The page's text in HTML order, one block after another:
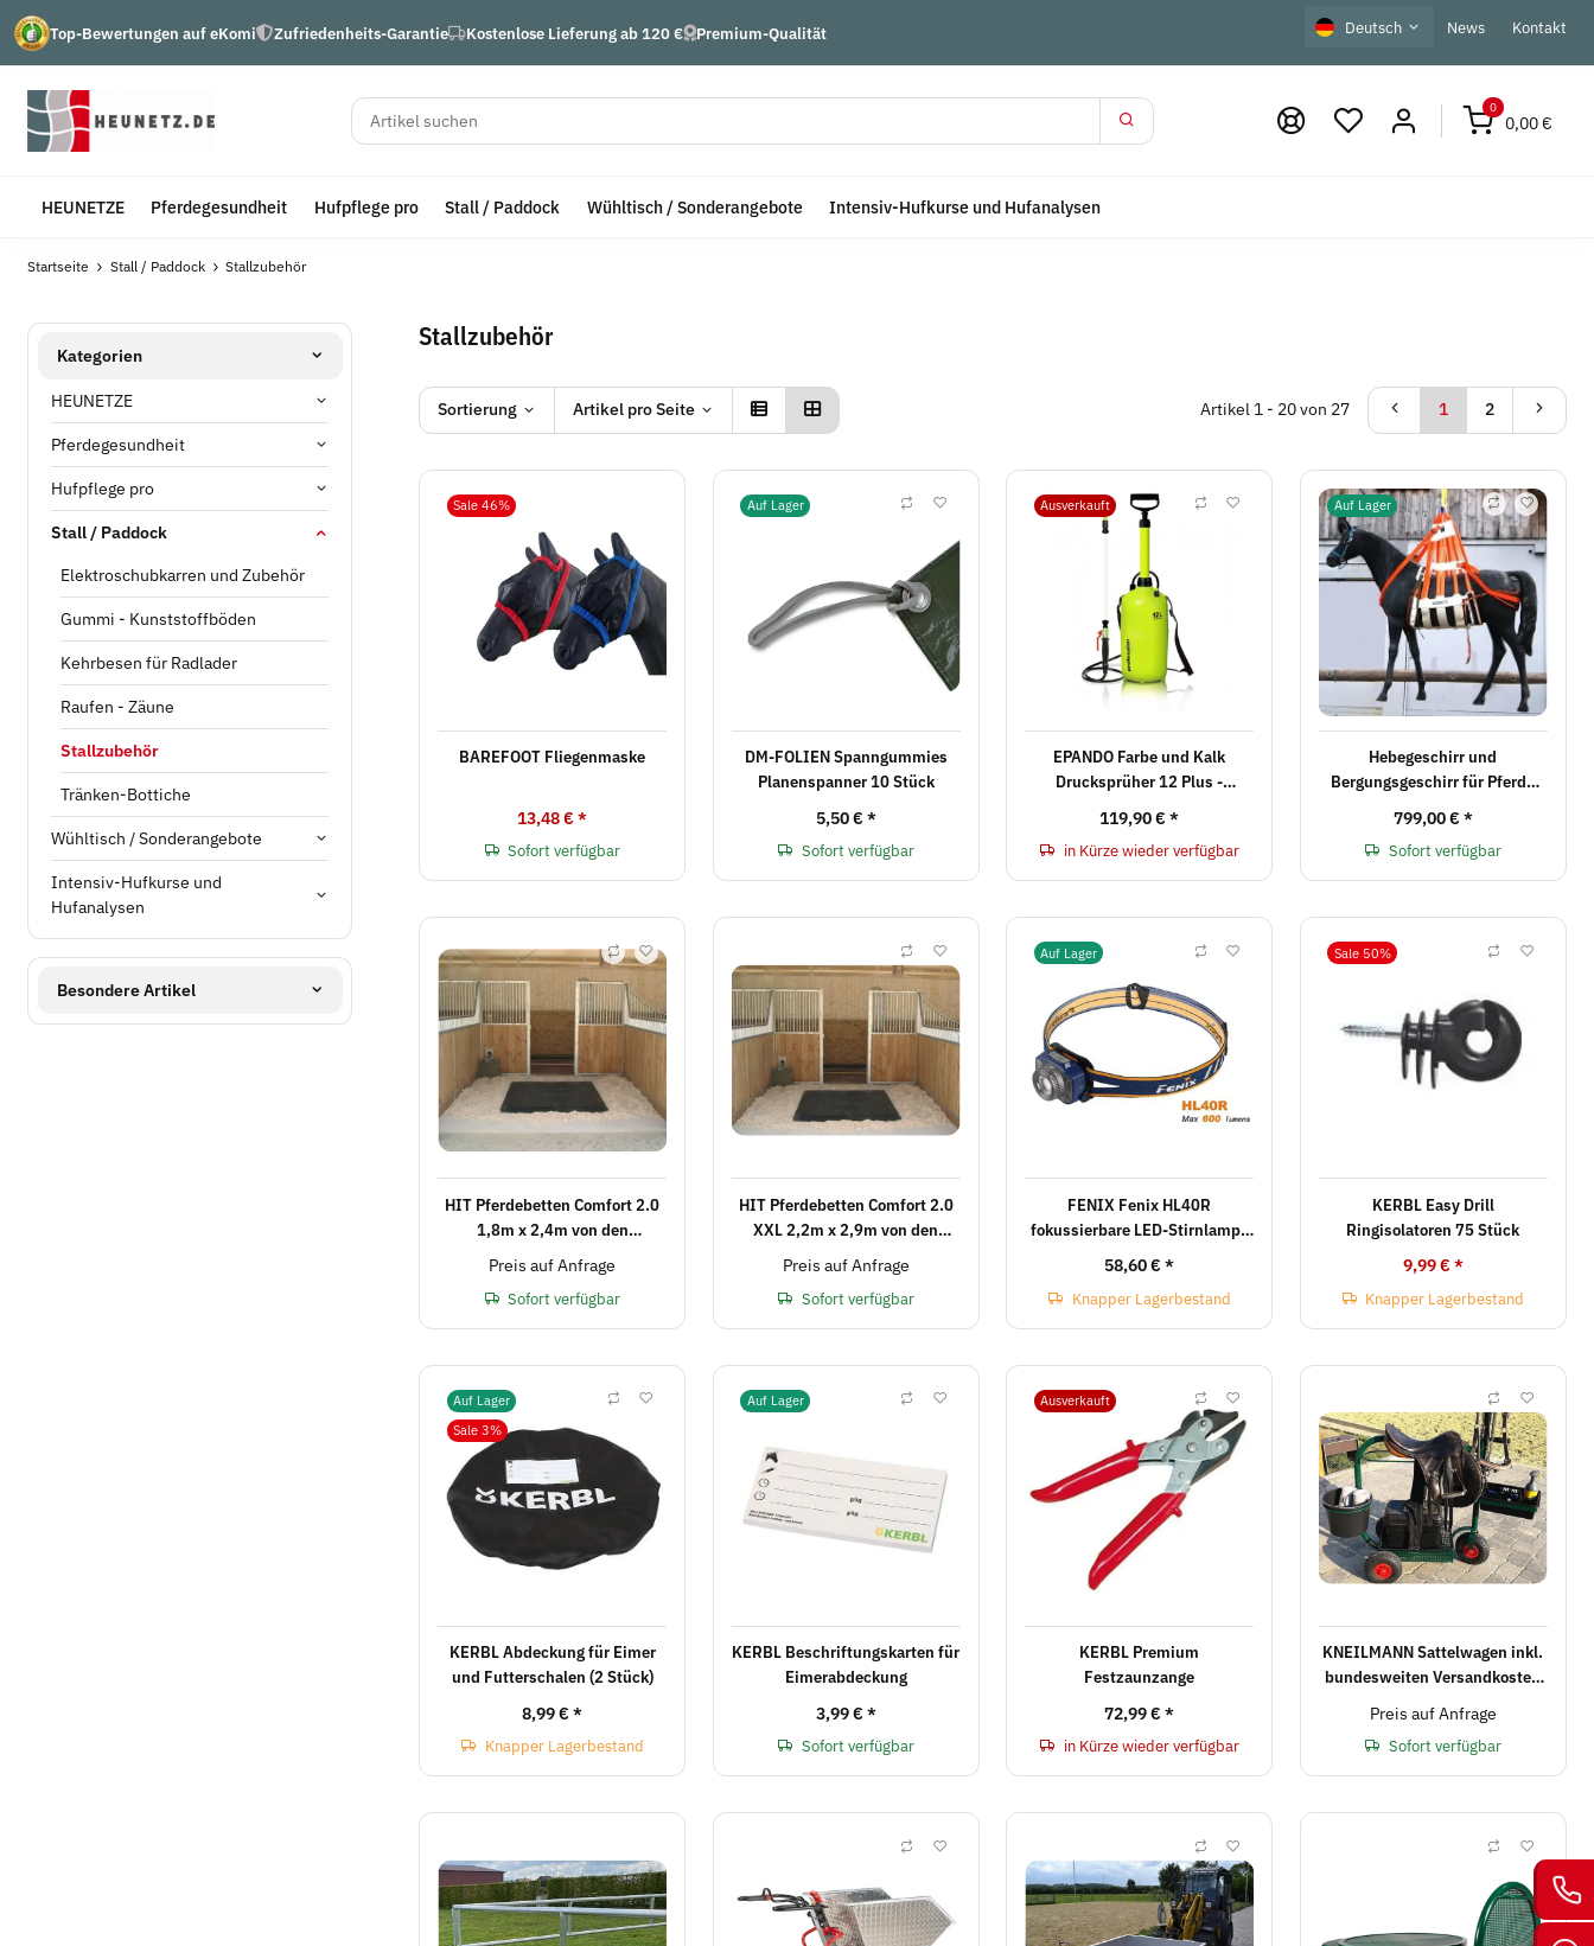
Deutsch News Kontakt
Top-Bewertungen auf eKomi Zufriedenheits-Garantie Kostenlose Lieferung ab 120 € Premium-Qualität
0
0,00 €
HEUNETZE Pferdegesundheit Hufpflege pro Stall / Paddock Wühltisch / Sonderangebote Intensiv-Hufkurse und Hufanalysen
Startseite Stall / Paddock Stallzubehör
Stallzubehör
Sortierung Artikel pro Seite Artikel 1 - 20 von 27 1 2
Sale 46%
BAREFOOT Fliegenmaske
13,48 €*
Sofort verfügbar
Auf Lager
DM-FOLIEN Spanngummies
Planenspanner 10 Stück
5,50 € *
Sofort verfügbar
Ausverkauft
EPANDO Farbe und Kalk
Drucksprüher 12 Plus -
119,90 €*
in Kürze wieder verfügbar
Auf Lager
Hebegeschirr und
Bergungsgeschirr für Pferde
innerhalb Deutschlands
799,00 € *
Sofort verfügbar
HIT Pferdebetten Comfort 2.0
1,8m x 2,4m von den
Stallspezialisten
Preis auf Anfrage
Sofort verfügbar
HIT Pferdebetten Comfort 2.0
XXL 2,2m x 2,9m von den
Stallspezialisten
Preis auf Anfrage
Sofort verfügbar
Auf Lager
FENIX Fenix HL40R
fokussierbare LED-Stirnlampe
bis 600 Lumen aufladbar
58,60 €*
Knapper Lagerbestand
Sale 50%
KERBL Easy Drill
Ringisolatoren 75 Stück
9,99 € *
Knapper Lagerbestand
Auf Lager
Sale 3%
KERBL Abdeckung für Eimer
und Futterschalen (2 Stück)
8,99 €*
Knapper Lagerbestand
Auf Lager
KERBL Beschriftungskarten für
Eimerabdeckung
3,99 € *
Sofort verfügbar
Ausverkauft
KERBL Premium
Festzaunzange
72,99 €*
in Kürze wieder verfügbar
KNEILMANN Sattelwagen inkl.
bundesweiten Versandkosten
Preis auf Anfrage
Sofort verfügbar
Kategorien
HEUNETZE
Pferdegesundheit
Hufpflege pro
Stall / Paddock
Elektroschubkarren und Zubehör
Gummi - Kunststoffböden
Kehrbesen für Radlader
Raufen - Zäune
Stallzubehör
Tränken-Bottiche
Wühltisch / Sonderangebote
Intensiv-Hufkurse und
Hufanalysen
Besondere Artikel